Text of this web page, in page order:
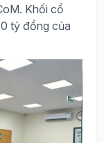
Khối cổ
tỷ đồng của